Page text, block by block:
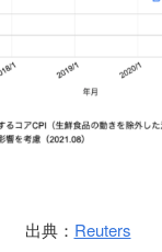
出典： Reuters